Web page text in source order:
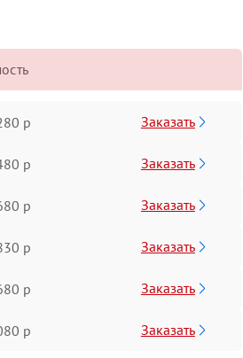
р Заказать
р Заказать
р Заказать
р Заказать
р Заказать
р Заказать